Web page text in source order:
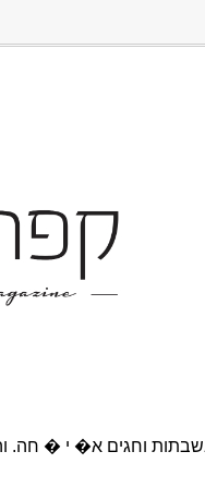
וחגים א� י � חה.